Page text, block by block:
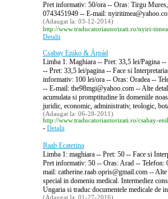
Pret informativ: 50/ora -- Oras: Tirgu
0743451949 -- E-mail:
(Adaugat la: 03-12-2014)
http://www.traducatoriautorizati.ro/nyiri-
Detalii
Csabay Eniko & Árpád
Limba 1: Maghiara -- Pret: 33,5 lei/Pagina --
-- Pret: 33,5 lei/pagina -- Face si
informativ: 100 lei/ora -- Oras: Oradea --
-- E-mail: the98mgi@yahoo.com -- Alte
acumulata si promptitudine în domeniile
juridic, economic, administrativ, teologic,
(Adaugat la: 06-28-2011)
http://www.traducatoriautorizati.ro/csabay-
- Detalii
Raab Ecaterina
Limba 1: maghiara -- Pret: 50 -- Face si
Pret informativ: 50 -- Oras: Arad -- Telefon:
mail: catherine.raab.opris@gmail.com --
special in domeniu medical. Intermediez
Ungaria si traduc documentele medicale de
(Adaugat la: 01-27-2016)